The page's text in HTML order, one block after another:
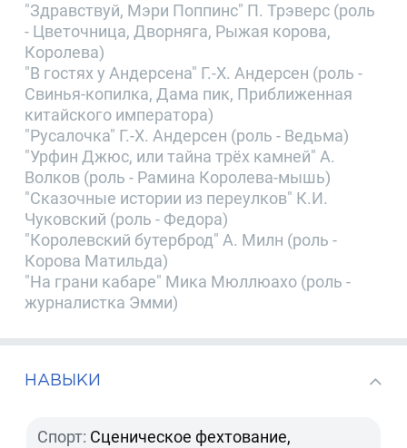
"Здравствуй, Мэри Поппинс" П. Трэверс (роль
- Цветочница, Дворняга, Рыжая корова,
Королева)
"В гостях у Андерсена" Г.-Х. Андерсен (роль -
Свинья-копилка, Дама пик, Приближенная
китайского императора)
"Русалочка" Г.-Х. Андерсен (роль - Ведьма)
"Урфин Джюс, или тайна трёх камней" А.
Волков (роль - Рамина Королева-мышь)
"Сказочные истории из переулков" К.И.
Чуковский (роль - Федора)
"Королевский бутерброд" А. Милн (роль -
Корова Матильда)
"На грани кабаре" Мика Мюллюахо (роль -
журналистка Эмми)
НАВЫКИ
Спорт: Сценическое фехтование,